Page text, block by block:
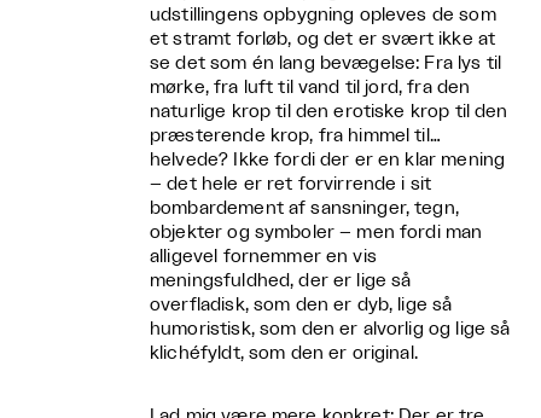
udstillingens opbygning opleves de som
et stramt forløb, og det er svært ikke at
se det som én lang bevægelse: Fra lys til
mørke, fra luft til vand til jord, fra den
naturlige krop til den erotiske krop til den
præsterende krop, fra himmel til…
helvede? Ikke fordi der er en klar mening
– det hele er ret forvirrende i sit
bombardement af sansninger, tegn,
objekter og symboler – men fordi man
alligevel fornemmer en vis
meningsfuldhed, der er lige så
overfladisk, som den er dyb, lige så
humoristisk, som den er alvorlig og lige så
klichéfyldt, som den er original.